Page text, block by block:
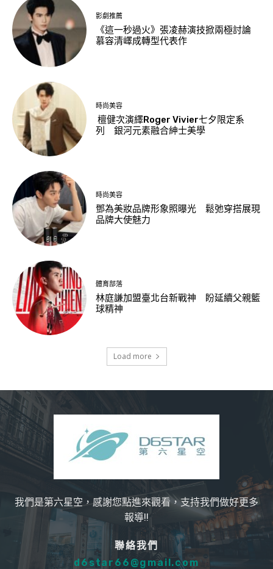
影劇推薦
《這一秒過火》張凌赫演技掀兩極討論
慕容清嶧成轉型代表作
時尚美容
檀健次演繹Roger Vivier七夕限定系
列 銀河元素融合紳士美學
時尚美容
鄧為美妝品牌形象照曝光 鬆弛穿搭展現
品牌大使魅力
體育部落
林庭謙加盟臺北台新戰神 盼延續父親籃
球精神
Load more
我們是第六星空，感謝您點進來觀看，支持我們做好更多
報導!!
聯絡我們
d6star66@gmail.com